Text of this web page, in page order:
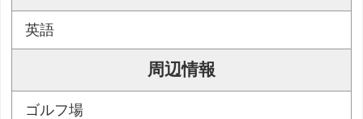
英語
周辺情報
ゴルフ場